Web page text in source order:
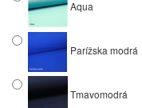
Aqua
Parížska modrá
Tmavomodrá